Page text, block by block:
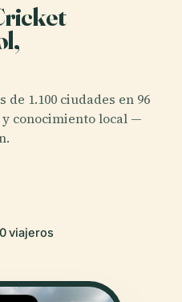
1.100 ciudades en 96
conocimiento local —
viajeros